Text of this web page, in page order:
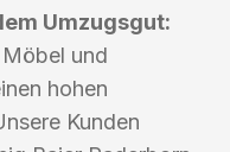
Umzugsgut:
und
hohen
Kunden